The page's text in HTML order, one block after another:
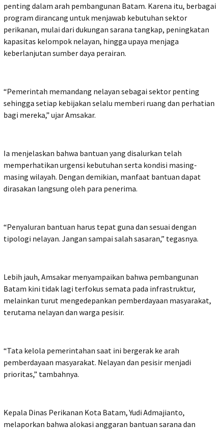
penting dalam arah pembangunan Batam. Karena itu, berbagai
program dirancang untuk menjawab kebutuhan sektor
perikanan, mulai dari dukungan sarana tangkap, peningkatan
kapasitas kelompok nelayan, hingga upaya menjaga
keberlanjutan sumber daya perairan.
“Pemerintah memandang nelayan sebagai sektor penting
sehingga setiap kebijakan selalu memberi ruang dan perhatian
bagi mereka,” ujar Amsakar.
Ia menjelaskan bahwa bantuan yang disalurkan telah
memperhatikan urgensi kebutuhan serta kondisi masing-
masing wilayah. Dengan demikian, manfaat bantuan dapat
dirasakan langsung oleh para penerima.
“Penyaluran bantuan harus tepat guna dan sesuai dengan
tipologi nelayan. Jangan sampai salah sasaran,” tegasnya.
Lebih jauh, Amsakar menyampaikan bahwa pembangunan
Batam kini tidak lagi terfokus semata pada infrastruktur,
melainkan turut mengedepankan pemberdayaan masyarakat,
terutama nelayan dan warga pesisir.
“Tata kelola pemerintahan saat ini bergerak ke arah
pemberdayaan masyarakat. Nelayan dan pesisir menjadi
prioritas,” tambahnya.
Kepala Dinas Perikanan Kota Batam, Yudi Admajianto,
melaporkan bahwa alokasi anggaran bantuan sarana dan